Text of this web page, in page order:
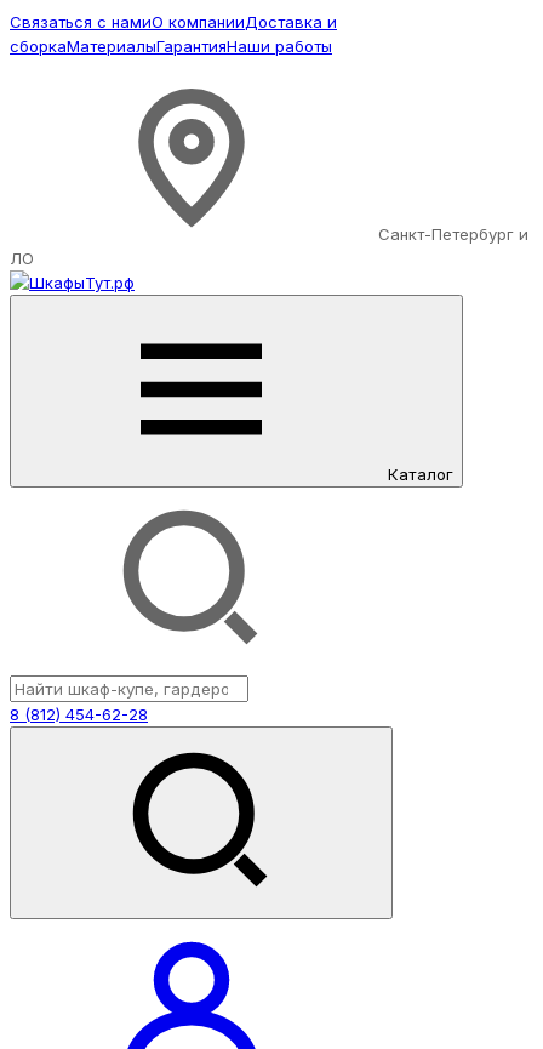
Связаться с намиО компанииДоставка и
сборкаМатериалыГарантияНаши работы
Санкт-Петербург и
ЛО
Каталог
8 (812) 454-62-28